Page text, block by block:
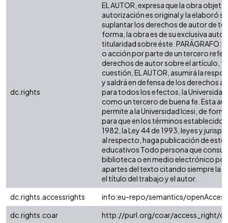
dc.rights
EL AUTOR, expresa que la obra
autorización es original y la elaboró
suplantar los derechos de autor de
forma, la obra es de su exclusiva
titularidad sobre éste. PARÁGRAFO:
o acción por parte de un tercero
derechos de autor sobre el artículo,
cuestión, EL AUTOR, asumirá la
y saldrá en defensa de los derechos
para todos los efectos, la Universidad
como un tercero de buena fe. Esta
permite a la Universidad Icesi, de
para que en los términos establecidos
1982, la Ley 44 de 1993, leyes y
al respecto, haga publicación de este
educativos Todo persona que
biblioteca o en medio electrónico
apartes del texto citando siempre la
el título del trabajo y el autor.
dc.rights.accessrights
info:eu-repo/semantics/openAccess
dc.rights.coar
http://purl.org/coar/access_right/